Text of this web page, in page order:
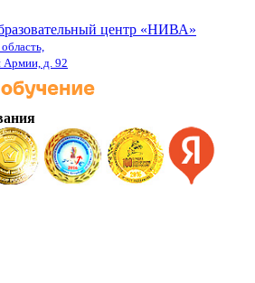
центр «НИВА»
Армии, д. 92